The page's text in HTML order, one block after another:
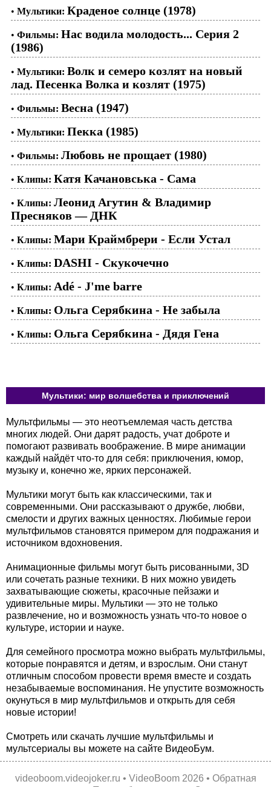
• Мультики: Краденое солнце (1978)
• Фильмы: Нас водила молодость... Серия 2
(1986)
• Мультики: Волк и семеро козлят на новый
лад. Песенка Волка и козлят (1975)
• Фильмы: Весна (1947)
• Мультики: Пекка (1985)
• Фильмы: Любовь не прощает (1980)
• Клипы: Катя Качановська - Сама
• Клипы: Леонид Агутин & Владимир
Пресняков — ДНК
• Клипы: Мари Краймбрери - Если Устал
• Клипы: DASHI - Скукочечно
• Клипы: Adé - J'me barre
• Клипы: Ольга Серябкина - Не забыла
• Клипы: Ольга Серябкина - Дядя Гена
Мультики: мир волшебства и приключений
Мультфильмы — это неотъемлемая часть детства
многих людей. Они дарят радость, учат доброте и
помогают развивать воображение. В мире анимации
каждый найдёт что-то для себя: приключения, юмор,
музыку и, конечно же, ярких персонажей.
Мультики могут быть как классическими, так и
современными. Они рассказывают о дружбе, любви,
смелости и других важных ценностях. Любимые герои
мультфильмов становятся примером для подражания и
источником вдохновения.
Анимационные фильмы могут быть рисованными, 3D
или сочетать разные техники. В них можно увидеть
захватывающие сюжеты, красочные пейзажи и
удивительные миры. Мультики — это не только
развлечение, но и возможность узнать что-то новое о
культуре, истории и науке.
Для семейного просмотра можно выбрать мультфильмы,
которые понравятся и детям, и взрослым. Они станут
отличным способом провести время вместе и создать
незабываемые воспоминания. Не упустите возможность
окунуться в мир мультфильмов и открыть для себя
новые истории!
Смотреть или скачать лучшие мультфильмы и
мультсериалы вы можете на сайте ВидеоБум.
videoboom.videojoker.ru • VideoBoom2026 • Обратная